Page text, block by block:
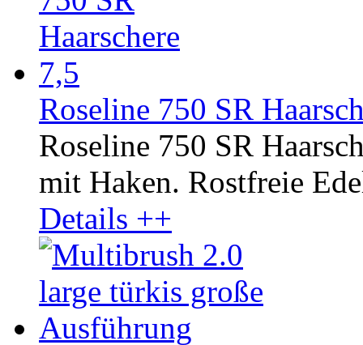
Roseline 750 SR
Roseline 750 SR
mit Haken. Rostfreie
Details ++